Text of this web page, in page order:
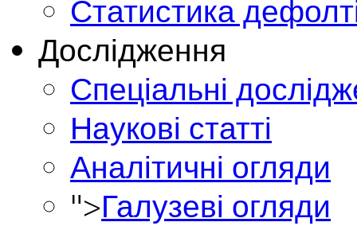
Статистика
Дослідження
Спеціальні
Наукові статті
Аналітичні огляди
">Галузеві огляди